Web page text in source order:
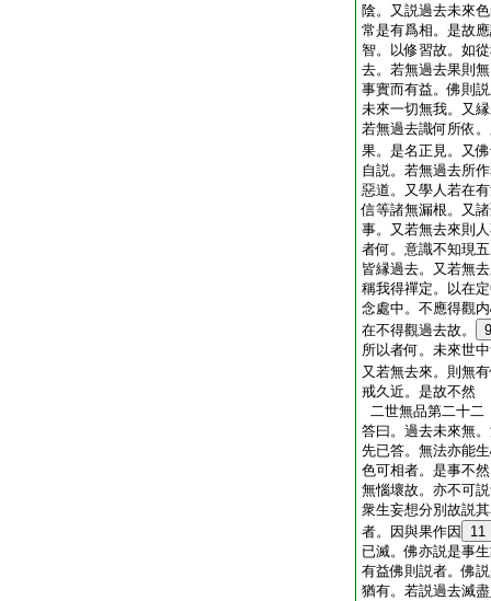
陰。又説過去未來
常是有爲相。是故
智。以修習故。如
去。若無過去果則
事實而有益。佛則
未來一切無我。又
若無過去識何所依
果。是名正見。又
自説。若無過去所
惡道。又學人若在
信等諸無漏根。又
事。又若無去來則
者何。意識不知現
皆縁過去。又若無
稱我得禪定。以在
念處中。不應得觀
在不得觀過去故。
9
所以者何。未來世
又若無去來。則無
戒久近。是故不然
二世無品第二十二
答曰。過去未來無
先已答。無法亦能
色可相者。是事不
無惱壞故。亦不可
衆生妄想分別故説
者。因與果作因
11
已滅。佛亦説是事
有益佛則説者。佛
猶有。若説過去滅